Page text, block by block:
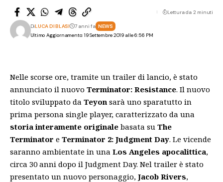
Ultimo Aggiornamento: 19 Settembre 2019 alle 6:56 PM
DiLUCA DI BLASI 7 anni fa NEWS
Lettura da 2 minuti
Nelle scorse ore, tramite un trailer di lancio, è stato
annunciato il nuovo Terminator: Resistance. Il nuovo
titolo sviluppato da Teyon sarà uno sparatutto in
prima persona single player, caratterizzato da una
storia interamente originale basata su The
Terminator e Terminator 2: Judgment Day. Le vicende
saranno ambientate in una Los Angeles apocalittica,
circa 30 anni dopo il Judgment Day. Nel trailer è stato
presentato un nuovo personaggio, Jacob Rivers,